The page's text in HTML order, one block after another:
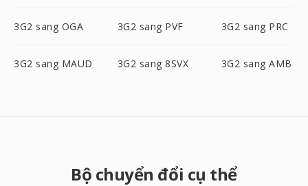
3G2 sang OGA 3G2 sang PVF 3G2 sang PRC
3G2 sang MAUD 3G2 sang 8SVX 3G2 sang AMB
Bộ chuyển đổi cụ thể